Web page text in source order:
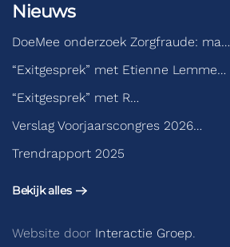
Nieuws
DoeMee onderzoek Zorgfraude: ma…
“Exitgesprek” met Etienne Lemme…
“Exitgesprek” met R…
Verslag Voorjaarscongres 2026…
Trendrapport 2025
Bekijk alles
Website door Interactie Groep.